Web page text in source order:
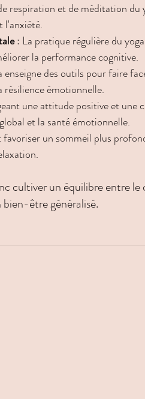
respiration et de méditation du
l'anxiété.
: La pratique régulière du
la performance cognitive.
enseigne des outils pour faire
résilience émotionnelle.
une attitude positive et une
et la santé émotionnelle.
favoriser un sommeil plus
cultiver un équilibre entre le
être généralisé.